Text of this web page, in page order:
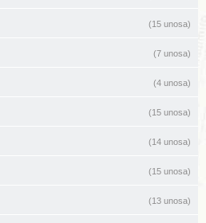
(15 unosa)
(7 unosa)
(4 unosa)
(15 unosa)
(14 unosa)
(15 unosa)
(13 unosa)